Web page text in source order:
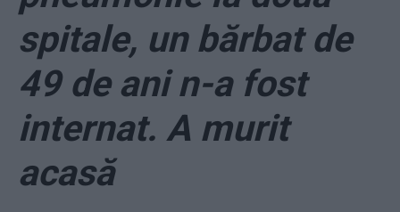
spitale, un bărbat de
49 de ani n-a fost
internat. A murit
acasă